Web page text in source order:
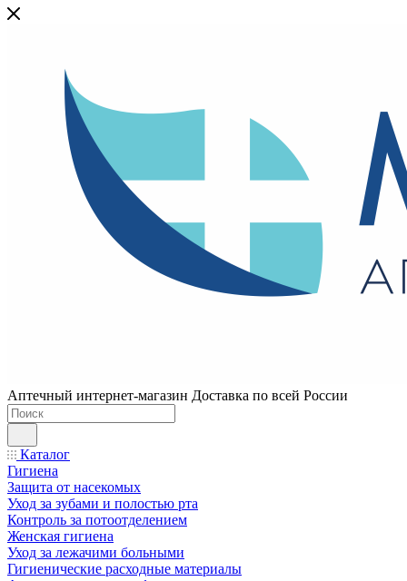
Аптечный интернет-магазин Доставка по всей России
Каталог
Гигиена
Защита от насекомых
Уход за зубами и полостью рта
Контроль за потоотделением
Женская гигиена
Уход за лежачими больными
Гигиенические расходные материалы